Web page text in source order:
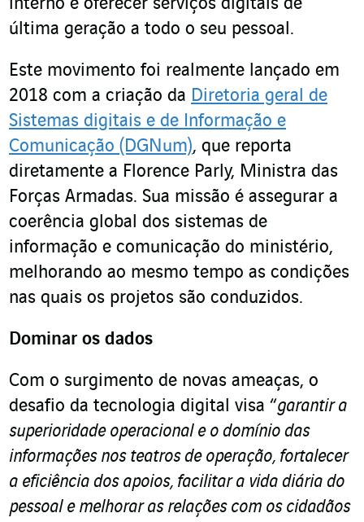
interno e oferecer serviços digitais de
última geração a todo o seu pessoal.
Este movimento foi realmente lançado em
2018 com a criação da Diretoria geral de
Sistemas digitais e de Informação e
Comunicação (DGNum), que reporta
diretamente a Florence Parly, Ministra das
Forças Armadas. Sua missão é assegurar a
coerência global dos sistemas de
informação e comunicação do ministério,
melhorando ao mesmo tempo as condições
nas quais os projetos são conduzidos.
Dominar os dados
Com o surgimento de novas ameaças, o
desafio da tecnologia digital visa “garantir a
superioridade operacional e o domínio das
informações nos teatros de operação, fortalecer
a eficiência dos apoios, facilitar a vida diária do
pessoal e melhorar as relações com os cidadãos